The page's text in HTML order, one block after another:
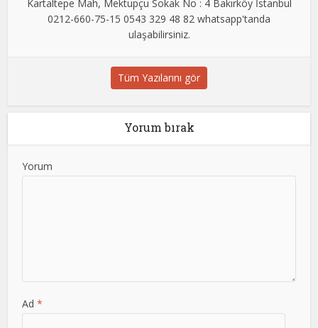
Kartaltepe Mah, Mektupçu Sokak No : 4 Bakırköy İstanbul
0212-660-75-15 0543 329 48 82 whatsapp'tanda
ulaşabilirsiniz.
Tüm Yazılarını gör
Yorum bırak
Yorum
Ad*